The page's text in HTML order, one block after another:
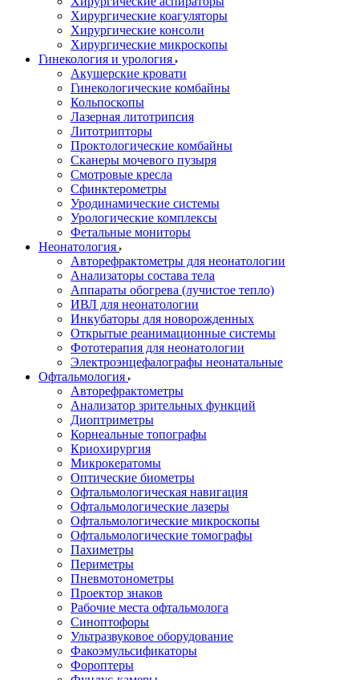
Хирургические коагуляторы
Хирургические консоли
Хирургические микроскопы
Гинекология и урология
Акушерские кровати
Гинекологические комбайны
Кольпоскопы
Лазерная литотрипсия
Литотрипторы
Проктологические комбайны
Сканеры мочевого пузыря
Смотровые кресла
Сфинктерометры
Уродинамические системы
Урологические комплексы
Фетальные мониторы
Неонатология
Авторефрактометры для неонатологии
Анализаторы состава тела
Аппараты обогрева (лучистое тепло)
ИВЛ для неонатологии
Инкубаторы для новорожденных
Открытые реанимационные системы
Фототерапия для неонатологии
Электроэнцефалографы неонатальные
Офтальмология
Авторефрактометры
Анализатор зрительных функций
Диоптриметры
Корнеальные топографы
Криохирургия
Микрокератомы
Оптические биометры
Офтальмологическая навигация
Офтальмологические лазеры
Офтальмологические микроскопы
Офтальмологические томографы
Пахиметры
Периметры
Пневмотонометры
Проектор знаков
Рабочие места офтальмолога
Синоптофоры
Ультразвуковое оборудование
Факоэмульсификаторы
Фороптеры